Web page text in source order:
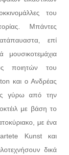
του
Μπάντες
επί
μουσικοτεμάχια
ποιητών του
και ο Ανδρέας
γύρω από την
με βάση το
με ένα
Kunst και
δικά